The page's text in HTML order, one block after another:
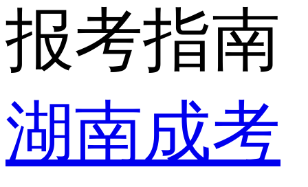
报考指南
湖南成考